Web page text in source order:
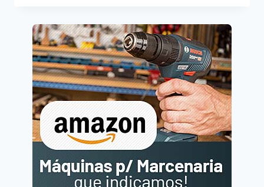
SEGREDO
PARA
MONTAGENS
PRECISAS